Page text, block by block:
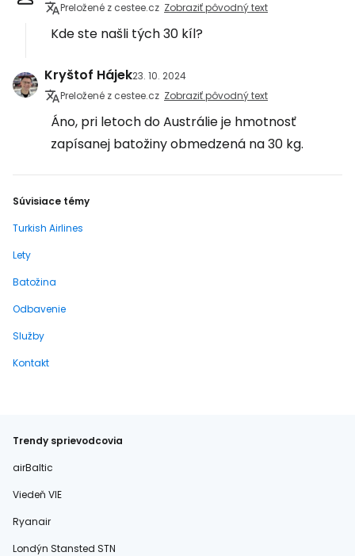
Preložené z cestee.cz Zobraziť pôvodný text
Kde ste našli tých 30 kíl?
Kryštof Hájek23. 10. 2024
Preložené z cestee.cz Zobraziť pôvodný text
Áno, pri letoch do Austrálie je hmotnosť
zapísanej batožiny obmedzená na 30 kg.
Súvisiace témy
Turkish Airlines
Lety
Batožina
Odbavenie
Služby
Kontakt
Trendy sprievodcovia
airBaltic
Viedeň VIE
Ryanair
Londýn Stansted STN